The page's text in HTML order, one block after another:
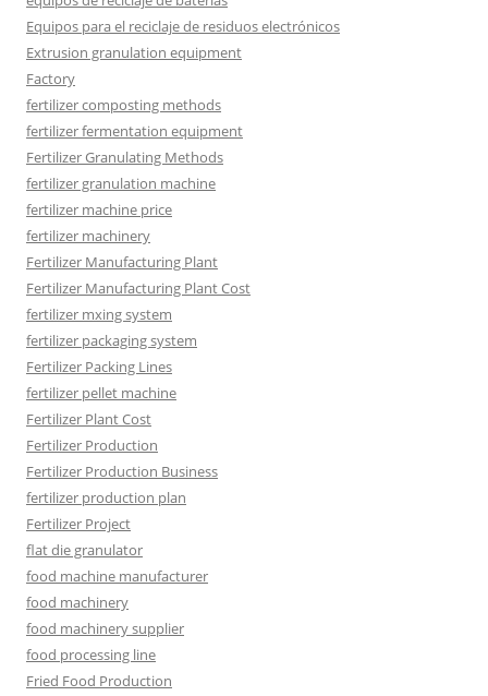
Equipos para el reciclaje de residuos electrónicos
Extrusion granulation equipment
Factory
fertilizer composting methods
fertilizer fermentation equipment
Fertilizer Granulating Methods
fertilizer granulation machine
fertilizer machine price
fertilizer machinery
Fertilizer Manufacturing Plant
Fertilizer Manufacturing Plant Cost
fertilizer mxing system
fertilizer packaging system
Fertilizer Packing Lines
fertilizer pellet machine
Fertilizer Plant Cost
Fertilizer Production
Fertilizer Production Business
fertilizer production plan
Fertilizer Project
flat die granulator
food machine manufacturer
food machinery
food machinery supplier
food processing line
Fried Food Production